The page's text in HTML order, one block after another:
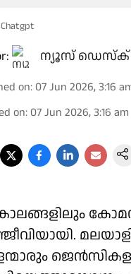
ന്യൂസ് ഡെസ്ക്
on: 07 Jun 2026, 3:16
on: 07 Jun 2026, 3:16 am